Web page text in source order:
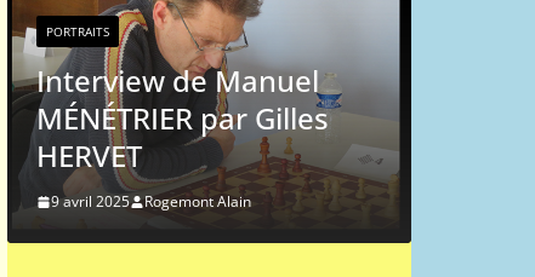
Portrait chinois : Jean-
Michel Hagnere
9 mai 2024 Rogemont Alain
Liens vers l'ICCF